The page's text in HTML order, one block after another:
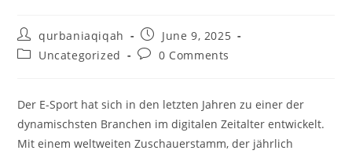
qurbaniaqiqah
June 9, 2025
Uncategorized
0 Comments
Der E-Sport hat sich in den letzten Jahren zu einer der
dynamischsten Branchen im digitalen Zeitalter entwickelt.
Mit einem weltweiten Zuschauerstamm, der jährlich